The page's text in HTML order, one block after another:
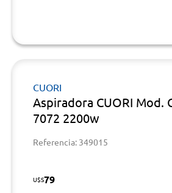
CUORI
Aspiradora CUORI Mod.
7072 2200w
Referencia: 349015
U$S79